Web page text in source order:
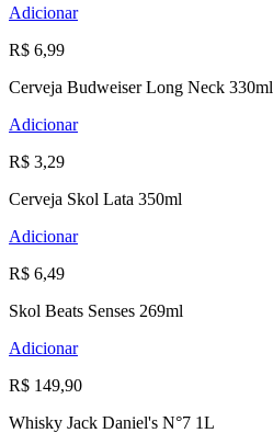
Adicionar
R$ 6,99
Cerveja Budweiser Long Neck 330ml
Adicionar
R$ 3,29
Cerveja Skol Lata 350ml
Adicionar
R$ 6,49
Skol Beats Senses 269ml
Adicionar
R$ 149,90
Whisky Jack Daniel's N°7 1L